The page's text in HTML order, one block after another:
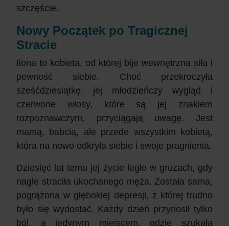
szczęście.
Nowy Początek po Tragicznej
Stracie
Ilona to kobieta, od której bije wewnętrzna siła i
pewność siebie. Choć przekroczyła
sześćdziesiątkę, jej młodzieńczy wygląd i
czerwone włosy, które są jej znakiem
rozpoznawczym, przyciągają uwagę. Jest
mamą, babcią, ale przede wszystkim kobietą,
która na nowo odkryła siebie i swoje pragnienia.
Dziesięć lat temu jej życie legło w gruzach, gdy
nagle straciła ukochanego męża. Została sama,
pogrążona w głębokiej depresji, z której trudno
było się wydostać. Każdy dzień przynosił tylko
ból, a jedynym miejscem, gdzie szukała